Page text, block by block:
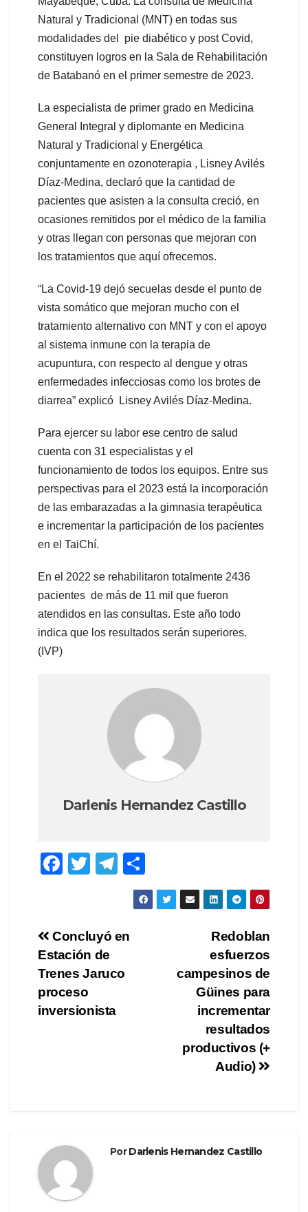
Natural y Tradicional (MNT) en todas sus
modalidades del pie diabético y post Covid,
constituyen logros en la Sala de Rehabilitación
de Batabanó en el primer semestre de 2023.
La especialista de primer grado en Medicina
General Integral y diplomante en Medicina
Natural y Tradicional y Energética
conjuntamente en ozonoterapia , Lisney Avilés
Díaz-Medina, declaró que la cantidad de
pacientes que asisten a la consulta creció, en
ocasiones remitidos por el médico de la familia
y otras llegan con personas que mejoran con
los tratamientos que aquí ofrecemos.
“La Covid-19 dejó secuelas desde el punto de
vista somático que mejoran mucho con el
tratamiento alternativo con MNT y con el apoyo
al sistema inmune con la terapia de
acupuntura, con respecto al dengue y otras
enfermedades infecciosas como los brotes de
diarrea” explicó Lisney Avilés Díaz-Medina.
Para ejercer su labor ese centro de salud
cuenta con 31 especialistas y el
funcionamiento de todos los equipos. Entre sus
perspectivas para el 2023 está la incorporación
de las embarazadas a la gimnasia terapéutica
e incrementar la participación de los pacientes
en el TaiChí.
En el 2022 se rehabilitaron totalmente 2436
pacientes de más de 11 mil que fueron
atendidos en las consultas. Este año todo
indica que los resultados serán superiores.
(IVP)
Darlenis Hernandez Castillo
F
e
b
o
o
k
T
er
T
el
gr
m
o
m
Navegación
de
entradas
Redoblan
esfuerzos
campesinos de
Güines para
incrementar
resultados
productivos (+
Audio)
Concluyó en
Estación de
Trenes Jaruco
proceso
inversionista
PorDarlenis Hernandez Castillo